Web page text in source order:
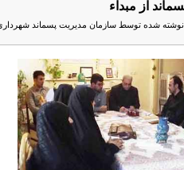
از مبداء
نوشته شده توسط سازمان مدیریت پسماند